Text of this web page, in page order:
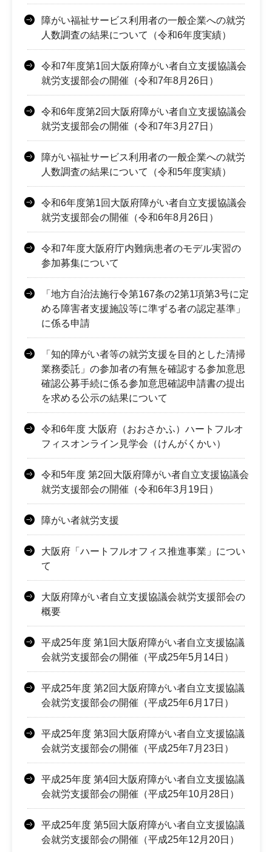
障がい福祉サービス利用者の一般企業への就労
人数調査の結果について（令和6年度実績）
令和7年度第1回大阪府障がい者自立支援協議会
就労支援部会の開催（令和7年8月26日）
令和6年度第2回大阪府障がい者自立支援協議会
就労支援部会の開催（令和7年3月27日）
障がい福祉サービス利用者の一般企業への就労
人数調査の結果について（令和5年度実績）
令和6年度第1回大阪府障がい者自立支援協議会
就労支援部会の開催（令和6年8月26日）
令和7年度大阪府庁内難病患者のモデル実習の
参加募集について
「地方自治法施行令第167条の2第1項第3号に定
める障害者支援施設等に準ずる者の認定基準」
に係る申請
「知的障がい者等の就労支援を目的とした清掃
業務委託」の参加者の有無を確認する参加意思
確認公募手続に係る参加意思確認申請書の提出
を求める公示の結果について
令和6年度 大阪府（おおさかふ）ハートフルオ
フィスオンライン見学会（けんがくかい）
令和5年度 第2回大阪府障がい者自立支援協議会
就労支援部会の開催（令和6年3月19日）
障がい者就労支援
大阪府「ハートフルオフィス推進事業」につい
て
大阪府障がい者自立支援協議会就労支援部会の
概要
平成25年度 第1回大阪府障がい者自立支援協議
会就労支援部会の開催（平成25年5月14日）
平成25年度 第2回大阪府障がい者自立支援協議
会就労支援部会の開催（平成25年6月17日）
平成25年度 第3回大阪府障がい者自立支援協議
会就労支援部会の開催（平成25年7月23日）
平成25年度 第4回大阪府障がい者自立支援協議
会就労支援部会の開催（平成25年10月28日）
平成25年度 第5回大阪府障がい者自立支援協議
会就労支援部会の開催（平成25年12月20日）